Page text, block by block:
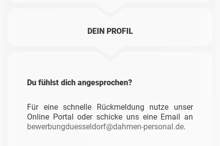
DEIN PROFIL
Du fühlst dich angesprochen?
Für eine schnelle Rückmeldung nutze unser
Online Portal oder schicke uns eine Email an
bewerbungduesseldorf@dahmen-personal.de.